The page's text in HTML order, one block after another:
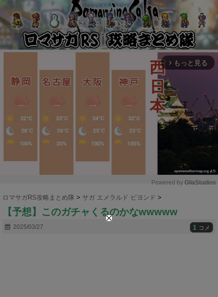
arrow_forward_ios もっと見る
Powered by GliaStudios
ロマサガRS攻略まとめ隊 > サガ エメラルド ビヨンド >
【予想】このガチャくるのかなwwwww
2025/03/27 1 コメ